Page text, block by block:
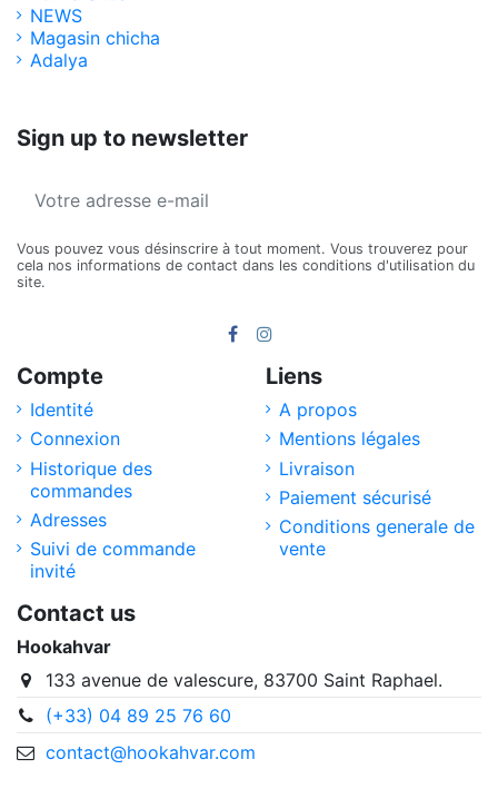
NEWS
Magasin chicha
Adalya
Sign up to newsletter
Vous pouvez vous désinscrire à tout moment. Vous trouverez pour
cela nos informations de contact dans les conditions d'utilisation du
site.
Compte
Identité
Connexion
Historique des
commandes
Adresses
Suivi de commande
invité
Liens
A propos
Mentions légales
Livraison
Paiement sécurisé
Conditions generale de
vente
Contact us
Hookahvar
133 avenue de valescure, 83700 Saint Raphael.
(+33) 04 89 25 76 60
contact@hookahvar.com